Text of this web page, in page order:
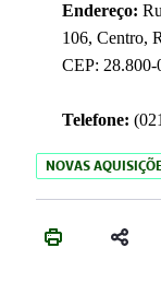
Endereço:
106, Centro,
CEP: 28.800-
Telefone:
NOVAS